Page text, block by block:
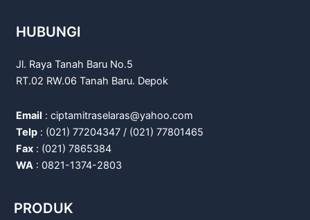
HUBUNGI
Jl. Raya Tanah Baru No.5
RT.02 RW.06 Tanah Baru. Depok
Email : ciptamitraselaras@yahoo.com
Telp : (021) 77204347 / (021) 77801465
Fax : (021) 7865384
WA : 0821-1374-2803
PRODUK